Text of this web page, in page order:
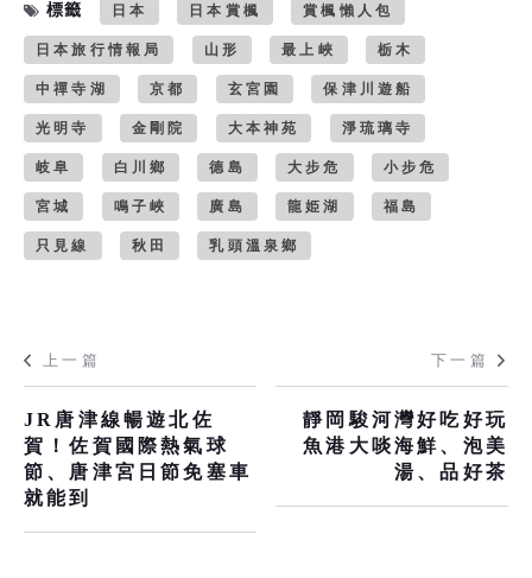
標籤 日本 日本賞楓 賞楓懶人包
日本旅行情報局 山形 最上峽 栃木
中禪寺湖 京都 玄宮園 保津川遊船
光明寺 金剛院 大本神苑 淨琉璃寺
岐阜 白川鄉 德島 大步危 小步危
宮城 鳴子峽 廣島 龍姫湖 福島
只見線 秋田 乳頭溫泉鄉
上一篇
JR唐津線暢遊北佐
賀！佐賀國際熱氣球
節、唐津宮日節免塞車
就能到
下一篇
靜岡駿河灣好吃好玩
魚港大啖海鮮、泡美
湯、品好茶